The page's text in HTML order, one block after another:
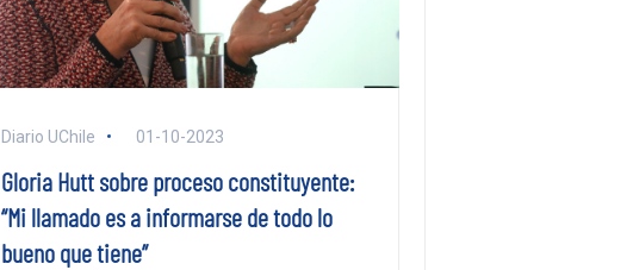
Diario UChile 01-10-2023
Gloria Hutt sobre proceso constituyente:
“Mi llamado es a informarse de todo lo
bueno que tiene”